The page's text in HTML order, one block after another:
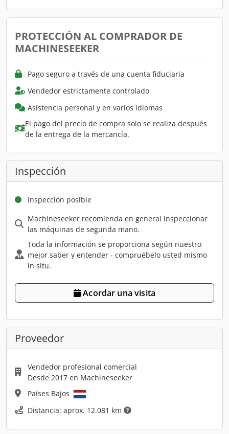
PROTECCIÓN AL COMPRADOR DE
MACHINESEEKER
Pago seguro a través de una cuenta fiduciaria
Vendedor estrictamente controlado
Asistencia personal y en varios idiomas
El pago del precio de compra solo se realiza después
de la entrega de la mercancía.
Inspección
Inspección posible
Machineseeker recomienda en general inspeccionar
las máquinas de segunda mano.
Toda la información se proporciona según nuestro
mejor saber y entender - compruébelo usted mismo
in situ.
Acordar una visita
Proveedor
Vendedor profesional comercial
Desde 2017 en Machineseeker
Países Bajos
Distancia: aprox. 12.081 km